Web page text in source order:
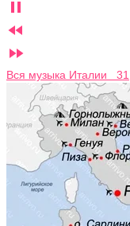



Вся музыка Италии 31